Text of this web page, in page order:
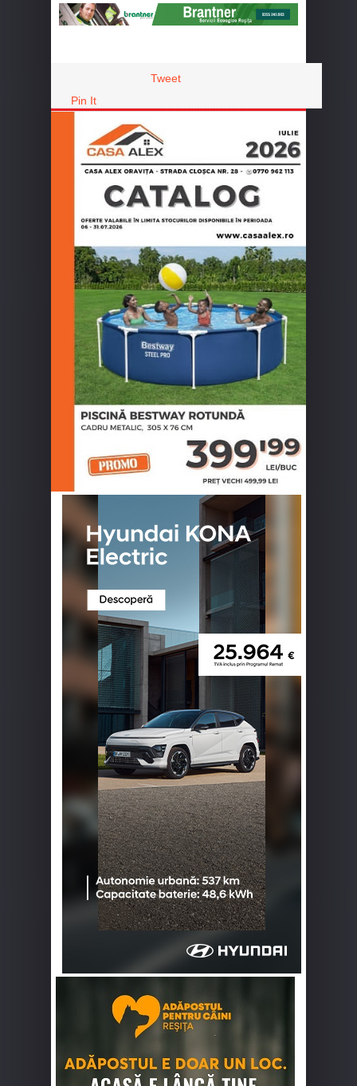
Tweet
Pin It